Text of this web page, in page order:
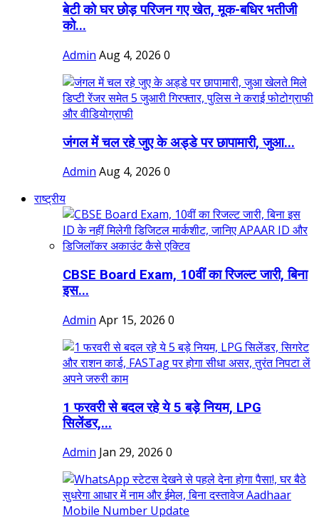
बेटी को घर छोड़ परिजन गए खेत, मूक-बधिर भतीजी
को...
Admin Aug 4, 2026 0
जंगल में चल रहे जुए के अड्डे पर छापामारी, जुआ...
Admin Aug 4, 2026 0
राष्ट्रीय
CBSE Board Exam, 10वीं का रिजल्ट जारी, बिना
इस...
Admin Apr 15, 2026 0
1 फरवरी से बदल रहे ये 5 बड़े नियम, LPG
सिलेंडर,...
Admin Jan 29, 2026 0